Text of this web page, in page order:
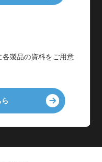
各製品の資料をご用意